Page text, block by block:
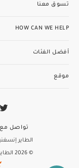
تسوق معنا
HOW CAN WE HELP
أفضل الفئات
موقع
الطاير
© 2026 الطاير إنسغنيا (ذ.م.م). جميع الحقوق محفوظة
تواصل مع